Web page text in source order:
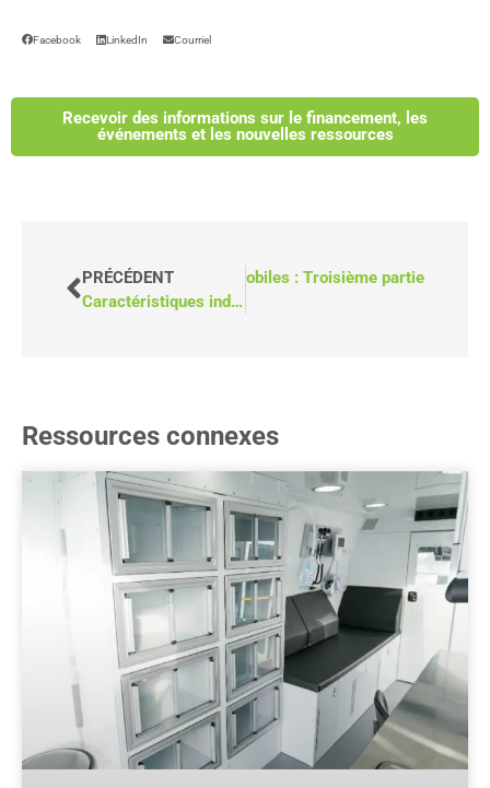
Facebook LinkedIn Courriel
Recevoir des informations sur le financement, les
événements et les nouvelles ressources
PRÉCÉDENT
Caractéristiques indispensables à la conception des véhicules de micro-transit
des camionnettes de cliniques mobiles : Troisième partie
Ressources connexes